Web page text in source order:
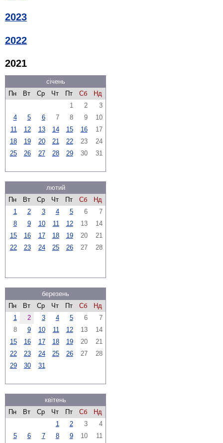
2023
2022
2021
січень
Пн
Вт Ср Чт Пт Сб
Нд
1
2
3
4
5 6 7 8 9
10
11
12 13 14 15 16
17
18
19 20 21 22 23
24
25
26 27 28 29 30 31
лютий
Пн
Вт Ср Чт Пт Сб
Нд
1
2 3 4 5 6
7
8
9 10 11 12 13
14
15
16 17 18 19 20
21
22
23 24 25 26 27 28
березень
Пн
Вт Ср Чт Пт Сб
Нд
1
2 3 4 5 6
7
8
9 10 11 12 13
14
15
16 17 18 19 20
21
22
23 24 25 26 27
28
29
30 31
квітень
Пн
Вт Ср Чт Пт Сб
Нд
1
2 3
4
5
6 7 8 9 10
11